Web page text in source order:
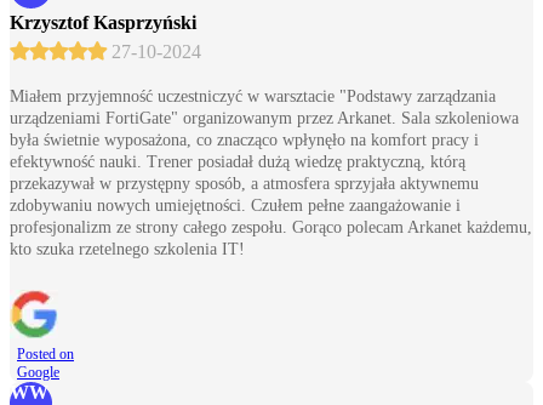
Krzysztof Kasprzyński
27-10-2024
Miałem przyjemność uczestniczyć w warsztacie "Podstawy zarządzania
urządzeniami FortiGate" organizowanym przez Arkanet. Sala szkoleniowa
była świetnie wyposażona, co znacząco wpłynęło na komfort pracy i
efektywność nauki. Trener posiadał dużą wiedzę praktyczną, którą
przekazywał w przystępny sposób, a atmosfera sprzyjała aktywnemu
zdobywaniu nowych umiejętności. Czułem pełne zaangażowanie i
profesjonalizm ze strony całego zespołu. Gorąco polecam Arkanet każdemu,
kto szuka rzetelnego szkolenia IT!
Posted on
Google
WW